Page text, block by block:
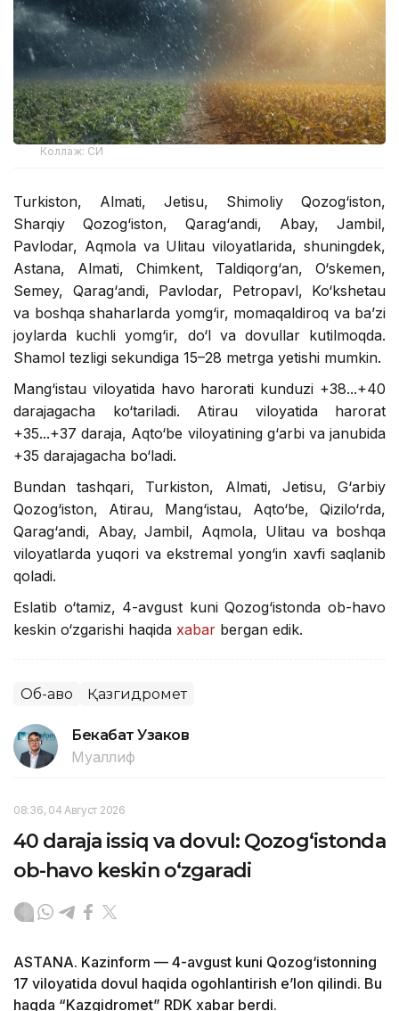
Коллаж: СИ
Turkiston, Almati, Jetisu, Shimoliy Qozog‘iston,
Sharqiy Qozog‘iston, Qarag‘andi, Abay, Jambil,
Pavlodar, Aqmola va Ulitau viloyatlarida, shuningdek,
Astana, Almati, Chimkent, Taldiqorg‘an, O‘skemen,
Semey, Qarag‘andi, Pavlodar, Petropavl, Ko‘kshetau
va boshqa shaharlarda yomg‘ir, momaqaldiroq va ba’zi
joylarda kuchli yomg‘ir, do‘l va dovullar kutilmoqda.
Shamol tezligi sekundiga 15–28 metrga yetishi mumkin.
Mang‘istau viloyatida havo harorati kunduzi +38...+40
darajagacha ko‘tariladi. Atirau viloyatida harorat
+35...+37 daraja, Aqto‘be viloyatining g‘arbi va janubida
+35 darajagacha bo‘ladi.
Bundan tashqari, Turkiston, Almati, Jetisu, G‘arbiy
Qozog‘iston, Atirau, Mang‘istau, Aqto‘be, Qizilo‘rda,
Qarag‘andi, Abay, Jambil, Aqmola, Ulitau va boshqa
viloyatlarda yuqori va ekstremal yong‘in xavfi saqlanib
qoladi.
Eslatib o‘tamiz, 4-avgust kuni Qozog‘istonda ob-havo
keskin o‘zgarishi haqida xabar bergan edik.
Об-ҳаво Қазгидромет
Бекабат Узаков
Муаллиф
08:36, 04 Август 2026
40 daraja issiq va dovul: Qozog‘istonda
ob-havo keskin o‘zgaradi
ASTANA. Kazinform — 4-avgust kuni Qozog‘istonning
17 viloyatida dovul haqida ogohlantirish e’lon qilindi. Bu
haqda “Kazgidromet” RDK xabar berdi.